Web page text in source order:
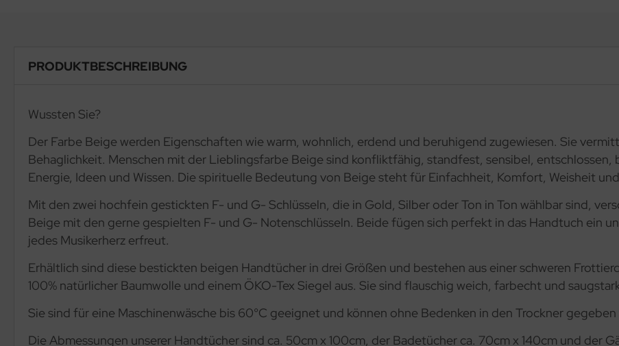
PRODUKTBESCHREIBUNG
Wussten Sie?
Der Farbe Beige werden Eigenschaften wie warm, wohnlich, erdend und beruhigend zugewiesen. Sie
Behaglichkeit. Menschen mit der Lieblingsfarbe Beige sind konfliktfähig, standfest, sensibel, entschlossen,
Energie, Ideen und Wissen. Die spirituelle Bedeutung von Beige steht für Einfachheit, Komfort, Weisheit
Mit den zwei hochfein gestickten F- und G- Schlüsseln, die in Gold, Silber oder Ton in Ton wählbar sind,
Beige mit den gerne gespielten F- und G- Notenschlüsseln. Beide fügen sich perfekt in das Handtuch ein
jedes Musikerherz erfreut.
Erhältlich sind diese bestickten beigen Handtücher in drei Größen und bestehen aus einer schweren
100% natürlicher Baumwolle und einem ÖKO-Tex Siegel aus. Sie sind flauschig weich, farbecht und
Sie sind für eine Maschinenwäsche bis 60°C geeignet und können ohne Bedenken in den Trockner gegeben
Die Abmessungen unserer Handtücher sind ca. 50cm x 100cm, der Badetücher ca. 70cm x 140cm und der